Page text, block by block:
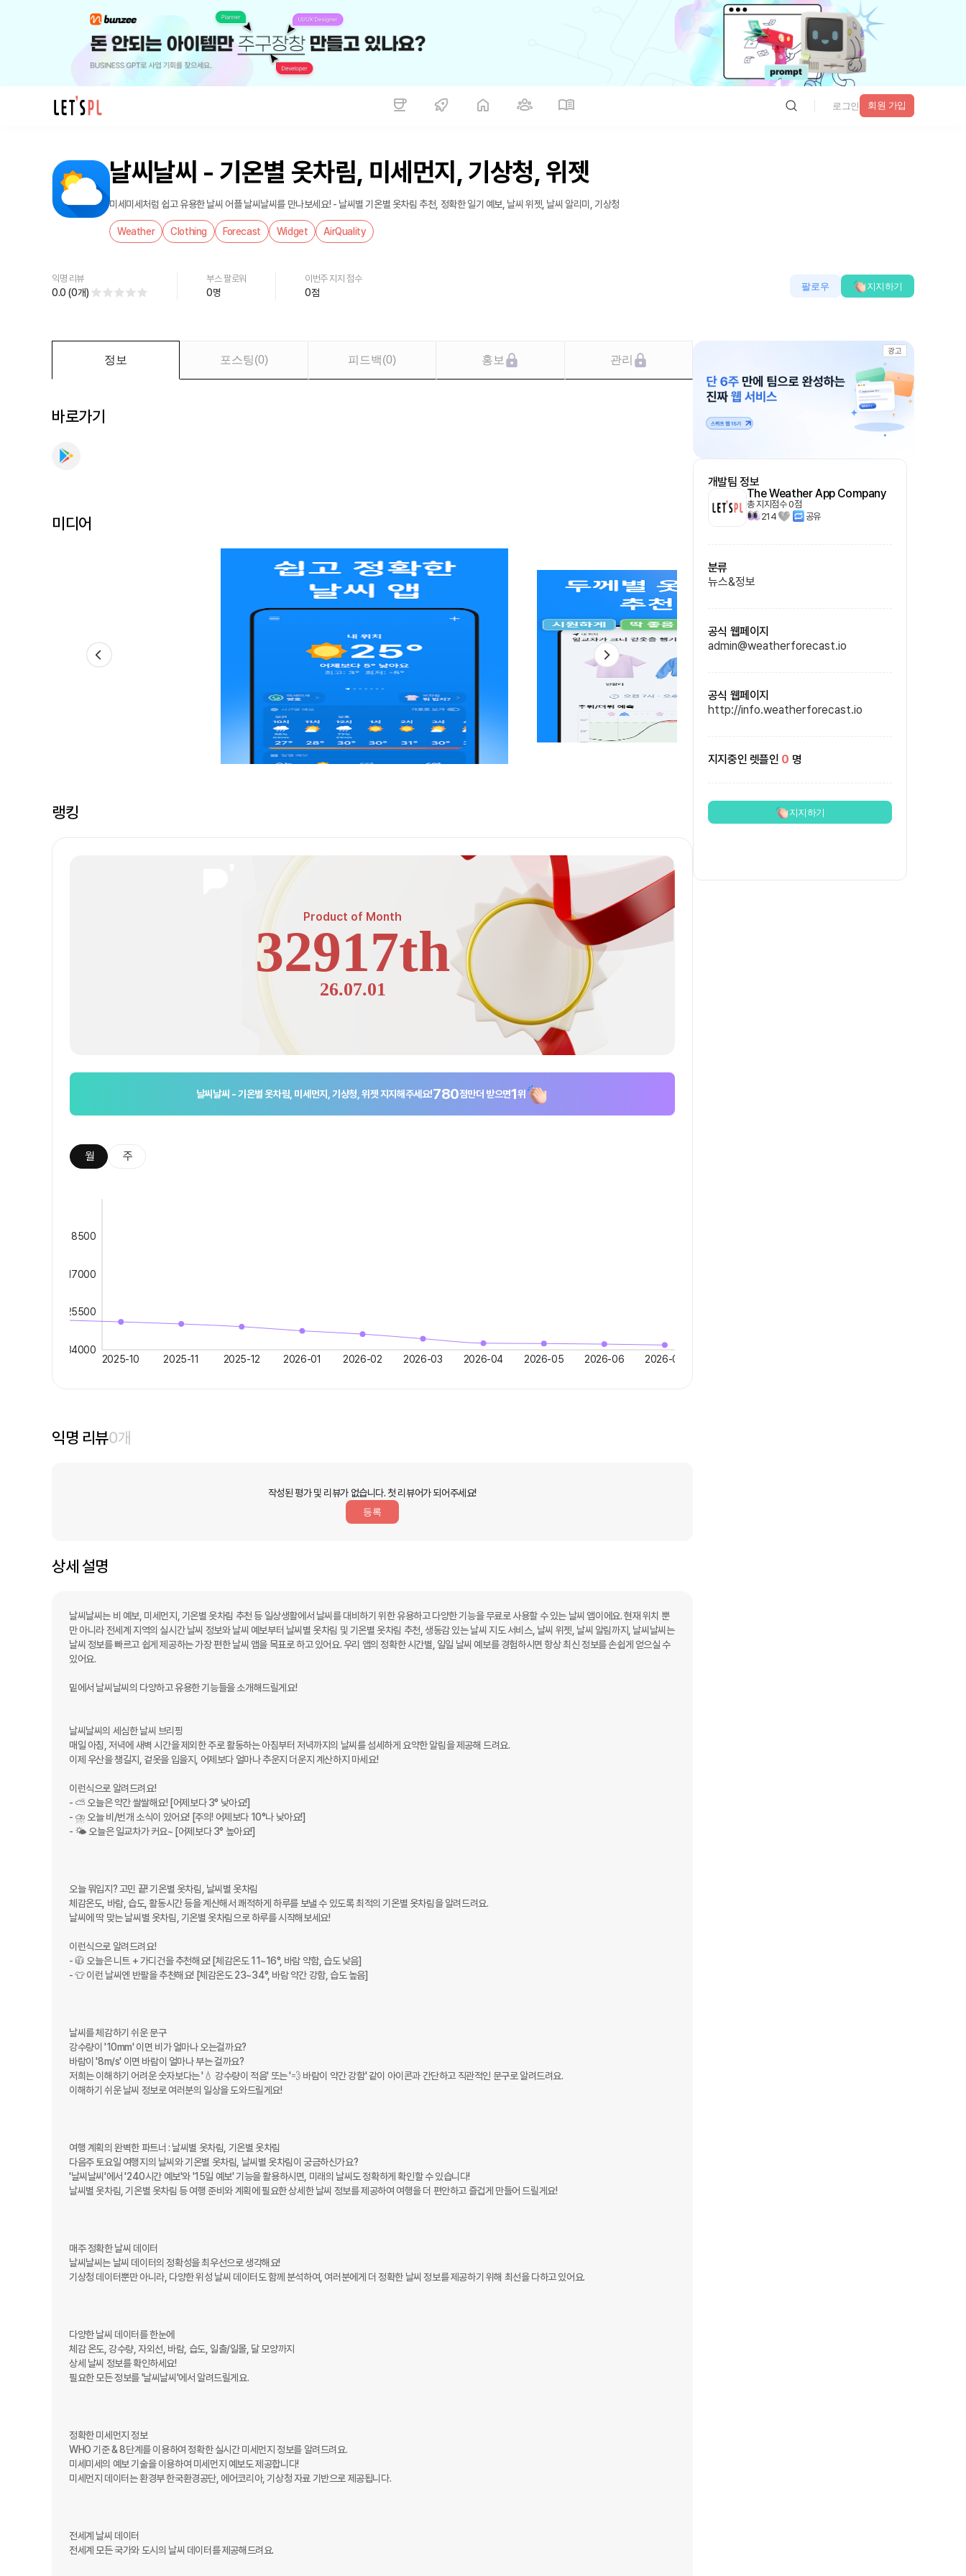
로그인 회원 가입
날씨날씨 - 기온별 옷차림, 미세먼지, 기상청, 위젯
미세미세처럼 쉽고 유용한 날씨 어플 날씨날씨를 만나보세요! - 날씨별 기온별 옷차림 추천, 정확한 일기 예보, 날씨 위젯, 날씨 알리미, 기상청
Weather Clothing Forecast Widget AirQuality
익명 리뷰
0.0(0개)
부스 팔로워
0명
이번주 지지 점수
0점
팔로우 지지하기
정보 포스팅(0) 피드백(0) 홍보 관리
바로가기
미디어
랭킹
Product of Month
32917th
26.07.01
날씨날씨 - 기온별 옷차림, 미세먼지, 기상청, 위젯지지해주세요!780점만더 받으면1위
월 주
2025-10 2025-11 2025-12 2026-01 2026-02 2026-03 2026-04 2026-05 2026-06 2026-07
8500
17000
25500
34000
익명 리뷰0개
작성된 평가 및 리뷰가 없습니다. 첫 리뷰어가 되어주세요!
등록
상세 설명
날씨날씨는 비 예보, 미세먼지, 기온별 옷차림 추천 등 일상생활에서 날씨를 대비하기 위한 유용하고 다양한 기능을 무료로 사용할 수 있는 날씨 앱이에요. 현재 위치 뿐
만 아니라 전세계 지역의 실시간 날씨 정보와 날씨 예보부터 날씨별 옷차림 및 기온별 옷차림 추천, 생동감 있는 날씨 지도 서비스, 날씨 위젯, 날씨 알림까지, 날씨날씨는
날씨 정보를 빠르고 쉽게 제공하는 가장 편한 날씨 앱을 목표로 하고 있어요. 우리 앱의 정확한 시간별, 일일 날씨 예보를 경험하시면 항상 최신 정보를 손쉽게 얻으실 수
있어요.
밑에서 날씨날씨의 다양하고 유용한 기능들을 소개해드릴게요!
날씨날씨의 세심한 날씨 브리핑
매일 아침, 저녁에 새벽 시간을 제외한 주로 활동하는 아침부터 저녁까지의 날씨를 섬세하게 요약한 알림을 제공해 드려요.
이제 우산을 챙길지, 겉옷을 입을지, 어제보다 얼마나 추운지 더운지 계산하지 마세요!
이런식으로 알려드려요!
- ⛅ 오늘은 약간 쌀쌀해요! [어제보다 3° 낮아요!]
- ⛈ 오늘 비/번개 소식이 있어요! [주의! 어제보다 10°나 낮아요!]
- 🌤 오늘은 일교차가 커요~ [어제보다 3° 높아요!]
오늘 뭐입지? 고민 끝! 기온별 옷차림, 날씨별 옷차림
체감온도, 바람, 습도, 활동시간 등을 계산해서 쾌적하게 하루를 보낼 수 있도록 최적의 기온별 옷차림을 알려드려요.
날씨에 딱 맞는 날씨별 옷차림, 기온별 옷차림으로 하루를 시작해보세요!
이런식으로 알려드려요!
- 🧥 오늘은 니트 + 가디건을 추천해요! [체감온도 11~16°, 바람 약함, 습도 낮음]
- 👕 이런 날씨엔 반팔을 추천해요! [체감온도 23~34°, 바람 약간 강함, 습도 높음]
날씨를 체감하기 쉬운 문구
강수량이 '10mm' 이면 비가 얼마나 오는걸까요?
바람이 '8m/s' 이면 바람이 얼마나 부는 걸까요?
저희는 이해하기 어려운 숫자보다는 '💧 강수량이 적음' 또는 '💨 바람이 약간 강함' 같이 아이콘과 간단하고 직관적인 문구로 알려드려요.
이해하기 쉬운 날씨 정보로 여러분의 일상을 도와드릴게요!
여행 계획의 완벽한 파트너 : 날씨별 옷차림, 기온별 옷차림
다음주 토요일 여행지의 날씨와 기온별 옷차림, 날씨별 옷차림이 궁금하신가요?
'날씨날씨'에서 '240시간 예보'와 '15일 예보' 기능을 활용하시면, 미래의 날씨도 정확하게 확인할 수 있습니다!
날씨별 옷차림, 기온별 옷차림 등 여행 준비와 계획에 필요한 상세한 날씨 정보를 제공하여 여행을 더 편안하고 즐겁게 만들어 드릴게요!
매주 정확한 날씨 데이터
날씨날씨는 날씨 데이터의 정확성을 최우선으로 생각해요!
기상청 데이터뿐만 아니라, 다양한 위성 날씨 데이터도 함께 분석하여, 여러분에게 더 정확한 날씨 정보를 제공하기 위해 최선을 다하고 있어요.
다양한 날씨 데이터를 한눈에
체감 온도, 강수량, 자외선, 바람, 습도, 일출/일몰, 달 모양까지
상세 날씨 정보를 확인하세요!
필요한 모든 정보를 '날씨날씨'에서 알려드릴게요.
정확한 미세먼지 정보
WHO 기준 & 8단계를 이용하여 정확한 실시간 미세먼지 정보를 알려드려요.
미세미세의 예보 기술을 이용하여 미세먼지 예보도 제공합니다!
미세먼지 데이터는 환경부 한국환경공단, 에어코리아, 기상청 자료 기반으로 제공됩니다.
전세계 날씨 데이터
전세계 모든 국가와 도시의 날씨 데이터를 제공해드려요.
광고
개발팀 정보
The Weather App Company
총 지지점수0점
214
공유
분류
뉴스&정보
공식 웹페이지
admin@weatherforecast.io
공식 웹페이지
http://info.weatherforecast.io
지지중인 렛플인 0 명
지지하기